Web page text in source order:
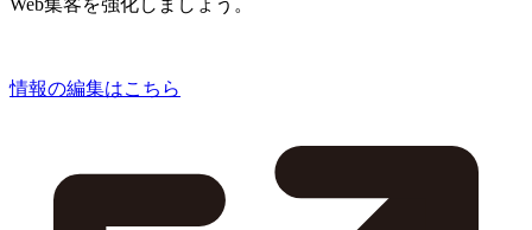
情報の編集はこちら